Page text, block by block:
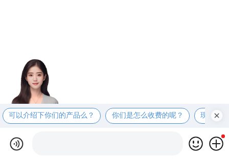
可以介绍下你们的产品么？ 你们是怎么收费的呢？ 现在有